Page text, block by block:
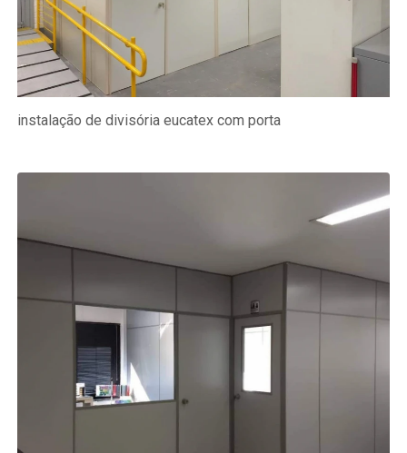
instalação de divisória eucatex com porta